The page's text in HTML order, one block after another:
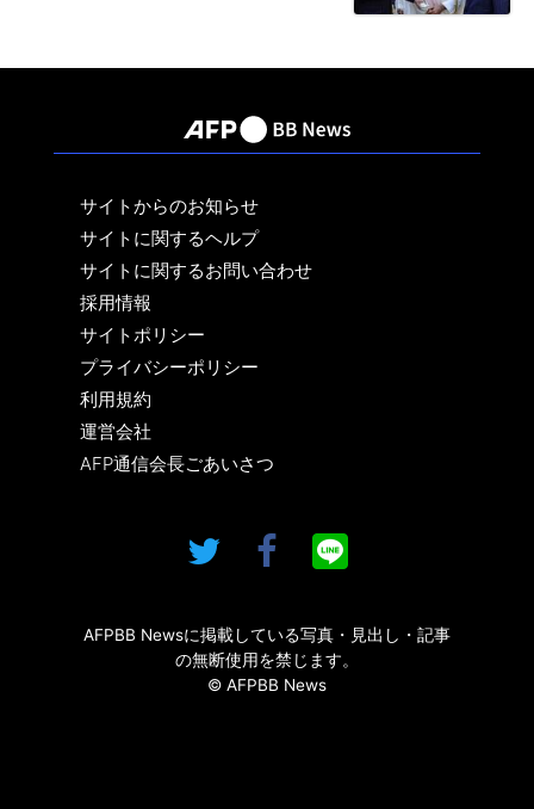
サイトからのお知らせ
サイトに関するヘルプ
サイトに関するお問い合わせ
採用情報
サイトポリシー
プライバシーポリシー
利用規約
運営会社
AFP通信会長ごあいさつ
AFPBB Newsに掲載している写真・見出し・記事
の無断使用を禁じます。
© AFPBB News